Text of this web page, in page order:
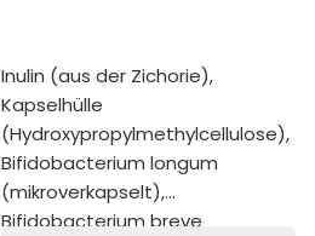
Inulin (aus der Zichorie),
Kapselhülle
(Hydroxypropylmethylcellulose),
Bifidobacterium longum
(mikroverkapselt),
Bifidobacterium breve